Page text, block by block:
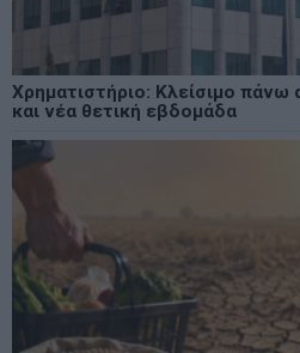
Χρηματιστήριο: Κλείσιμο πάνω
και νέα θετική εβδομάδα